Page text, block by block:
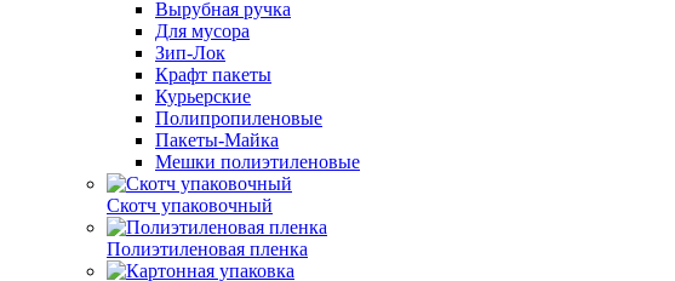
Вырубная ручка
Для мусора
Зип-Лок
Крафт пакеты
Курьерские
Полипропиленовые
Пакеты-Майка
Мешки полиэтиленовые
Скотч упаковочный
Полиэтиленовая пленка